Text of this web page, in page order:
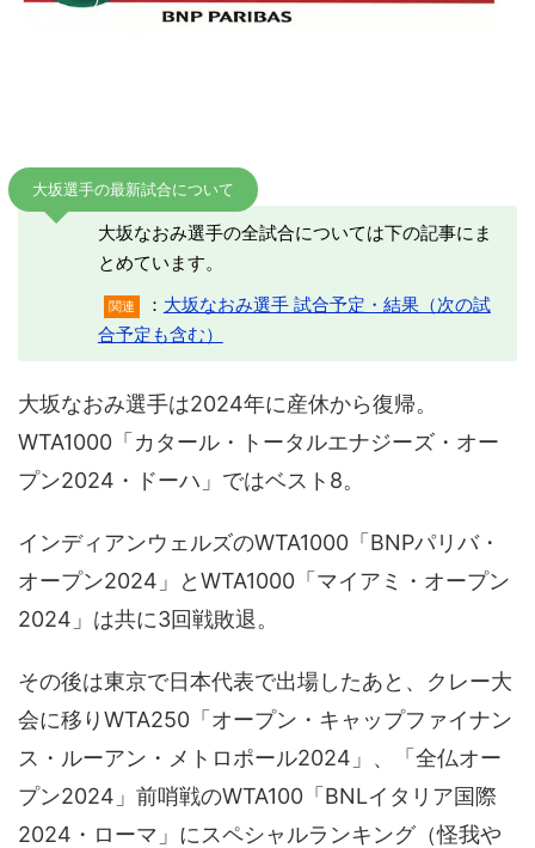
大坂選手の最新試合について
大坂なおみ選手の全試合については下の記事にま
とめています。
関連 ： 大坂なおみ選手 試合予定・結果（次の試
合予定も含む）
大坂なおみ選手は2024年に産休から復帰。
WTA1000「カタール・トータルエナジーズ・オー
プン2024・ドーハ」ではベスト8。
インディアンウェルズのWTA1000「BNPパリバ・
オープン2024」とWTA1000「マイアミ・オープン
2024」は共に3回戦敗退。
その後は東京で日本代表で出場したあと、クレー大
会に移りWTA250「オープン・キャップファイナン
ス・ルーアン・メトロポール2024」、「全仏オー
プン2024」前哨戦のWTA100「BNLイタリア国際
2024・ローマ」にスペシャルランキング（怪我や